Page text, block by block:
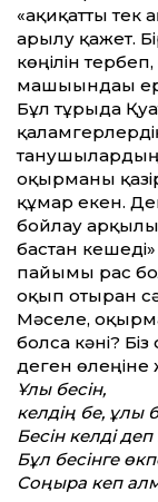
«ақиқат­ты тек
арылу қажет.
көңілін
машығындағы
Бұл тұрғыда
танушылардың
оқырманы
құмар екен.
бойлау
бастан
пайымы рас
оқып отырған
Мәселе,
болса кәні?
деген өлеңіне
Ұлы бесін,
келдің бе, ұлы
Бесін келді деп
Бұл бесінге
Соңыра кеп